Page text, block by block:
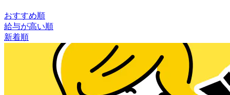
おすすめ順
給与が高い順
新着順